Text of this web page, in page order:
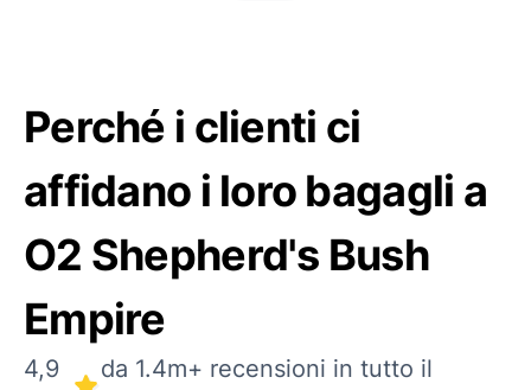
Perché i clienti ci
affidano i loro bagagli a
O2 Shepherd's Bush
Empire
4,9
da 1.4m+ recensioni in tutto il